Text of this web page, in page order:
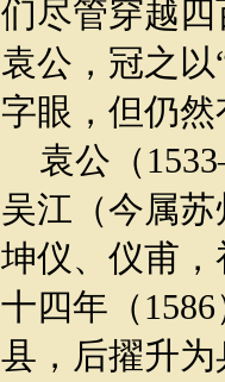
们尽管穿越
袁公，冠之以
字眼，但仍
袁公（
吴江（今属
坤仪、仪甫
十四年（
县，后擢升